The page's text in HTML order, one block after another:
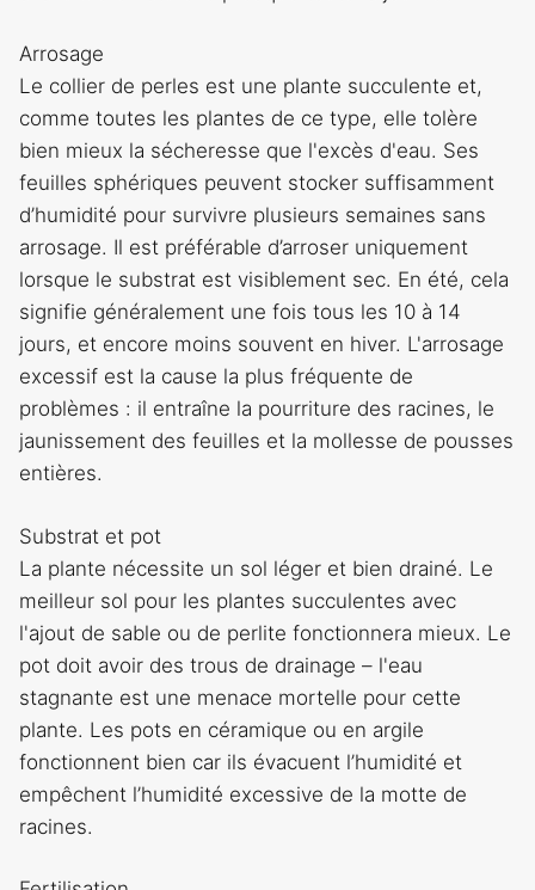
Arrosage
Le collier de perles est une plante succulente et,
comme toutes les plantes de ce type, elle tolère
bien mieux la sécheresse que l'excès d'eau. Ses
feuilles sphériques peuvent stocker suffisamment
d’humidité pour survivre plusieurs semaines sans
arrosage. Il est préférable d’arroser uniquement
lorsque le substrat est visiblement sec. En été, cela
signifie généralement une fois tous les 10 à 14
jours, et encore moins souvent en hiver. L'arrosage
excessif est la cause la plus fréquente de
problèmes : il entraîne la pourriture des racines, le
jaunissement des feuilles et la mollesse de pousses
entières.
Substrat et pot
La plante nécessite un sol léger et bien drainé. Le
meilleur sol pour les plantes succulentes avec
l'ajout de sable ou de perlite fonctionnera mieux. Le
pot doit avoir des trous de drainage – l'eau
stagnante est une menace mortelle pour cette
plante. Les pots en céramique ou en argile
fonctionnent bien car ils évacuent l’humidité et
empêchent l’humidité excessive de la motte de
racines.